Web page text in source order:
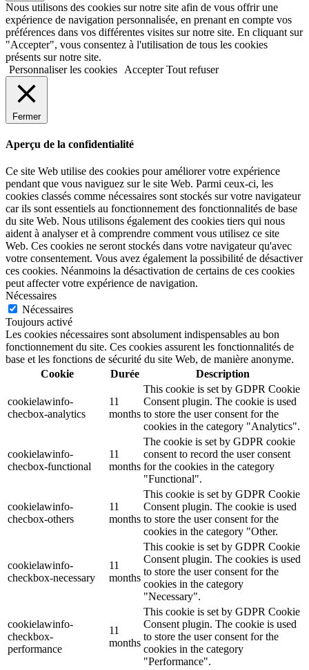
Nous utilisons des cookies sur notre site afin de vous offrir une
expérience de navigation personnalisée, en prenant en compte vos
préférences dans vos différentes visites sur notre site. En cliquant sur
"Accepter", vous consentez à l'utilisation de tous les cookies
présents sur notre site.
Personnaliser les cookies
Accepter Tout refuser
Fermer
Aperçu de la confidentialité
Ce site Web utilise des cookies pour améliorer votre expérience
pendant que vous naviguez sur le site Web. Parmi ceux-ci, les
cookies classés comme nécessaires sont stockés sur votre navigateur
car ils sont essentiels au fonctionnement des fonctionnalités de base
du site Web. Nous utilisons également des cookies tiers qui nous
aident à analyser et à comprendre comment vous utilisez ce site
Web. Ces cookies ne seront stockés dans votre navigateur qu'avec
votre consentement. Vous avez également la possibilité de désactiver
ces cookies. Néanmoins la désactivation de certains de ces cookies
peut affecter votre expérience de navigation.
Nécessaires
Nécessaires
Toujours activé
Les cookies nécessaires sont absolument indispensables au bon
fonctionnement du site. Ces cookies assurent les fonctionnalités de
base et les fonctions de sécurité du site Web, de manière anonyme.
Cookie
Durée Description
cookielawinfo-
checbox-analytics
11
months
This cookie is set by GDPR Cookie
Consent plugin. The cookie is used
to store the user consent for the
cookies in the category "Analytics".
cookielawinfo-
checbox-functional
11
months
The cookie is set by GDPR cookie
consent to record the user consent
for the cookies in the category
"Functional".
cookielawinfo-
checbox-others
11
months
This cookie is set by GDPR Cookie
Consent plugin. The cookie is used
to store the user consent for the
cookies in the category "Other.
cookielawinfo-
checkbox-necessary
11
months
This cookie is set by GDPR Cookie
Consent plugin. The cookies is used
to store the user consent for the
cookies in the category
"Necessary".
cookielawinfo-
checkbox-
performance
11
months
This cookie is set by GDPR Cookie
Consent plugin. The cookie is used
to store the user consent for the
cookies in the category
"Performance".